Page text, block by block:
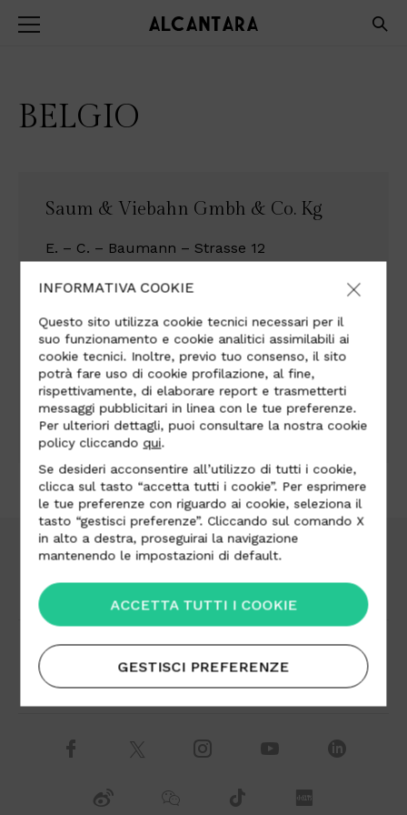
BELGIO
Saum & Viebahn Gmbh & Co. Kg
E. – C. – Baumann – Strasse 12
Germany
Tel +49 92218000
Websitewww.saum-und-viebahn.de
Area Download Lavora con noi
INFORMATIVA COOKIE
Questo sito utilizza cookie tecnici necessari per il
suo funzionamento e cookie analitici assimilabili ai
cookie tecnici. Inoltre, previo tuo consenso, il sito
potrà fare uso di cookie profilazione, al fine,
rispettivamente, di elaborare report e trasmetterti
messaggi pubblicitari in linea con le tue preferenze.
Per ulteriori dettagli, puoi consultare la nostra cookie
policy cliccando qui.
Se desideri acconsentire all’utilizzo di tutti i cookie,
clicca sul tasto “accetta tutti i cookie”. Per esprimere
le tue preferenze con riguardo ai cookie, seleziona il
tasto “gestisci preferenze”. Cliccando sul comando X
in alto a destra, proseguirai la navigazione
mantenendo le impostazioni di default.
ACCETTA TUTTI I COOKIE
GESTISCI PREFERENZE